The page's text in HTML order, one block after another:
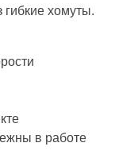
гибкие хомуты.
в работе